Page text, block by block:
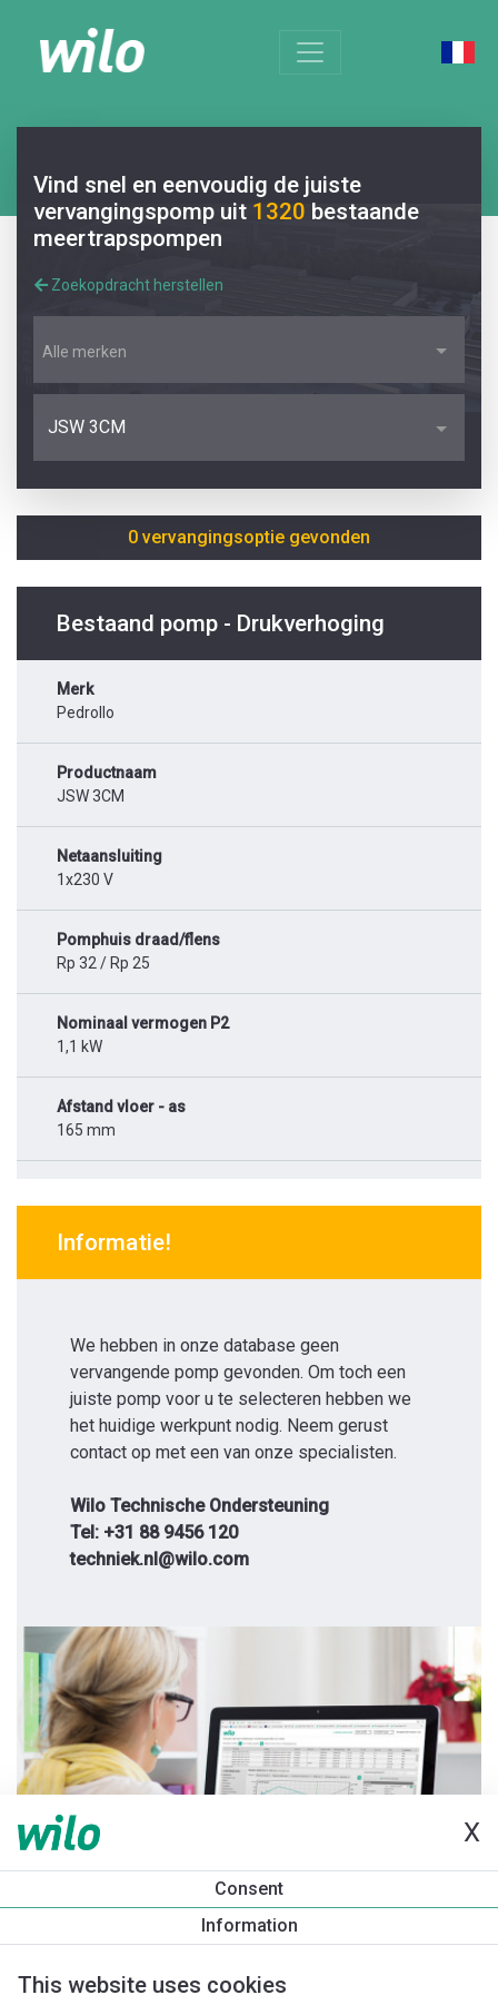
X
Consent
Information
This website uses cookies
Vind snel en eenvoudig de juiste
vervangingspomp uit 1320 bestaande
meertrapspompen
Zoekopdracht herstellen
Alle merken
JSW 3CM
0 vervangingsoptie gevonden
Bestaand pomp - Drukverhoging
Merk
Pedrollo
Productnaam
JSW 3CM
Netaansluiting
1x230 V
Pomphuis draad/flens
Rp 32 / Rp 25
Nominaal vermogen P2
1,1 kW
Afstand vloer - as
165 mm
Informatie!
We hebben in onze database geen
vervangende pomp gevonden. Om toch een
juiste pomp voor u te selecteren hebben we
het huidige werkpunt nodig. Neem gerust
contact op met een van onze specialisten.
Wilo Technische Ondersteuning
Tel: +31 88 9456 120
techniek.nl@wilo.com